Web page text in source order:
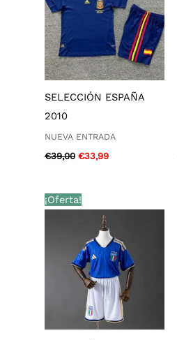
SELECCIÓN ESPAÑA
2010
NUEVA ENTRADA
€39,00 €33,99
¡Oferta!
El
precio
original
€39,00.
precio
es:
€33,99.